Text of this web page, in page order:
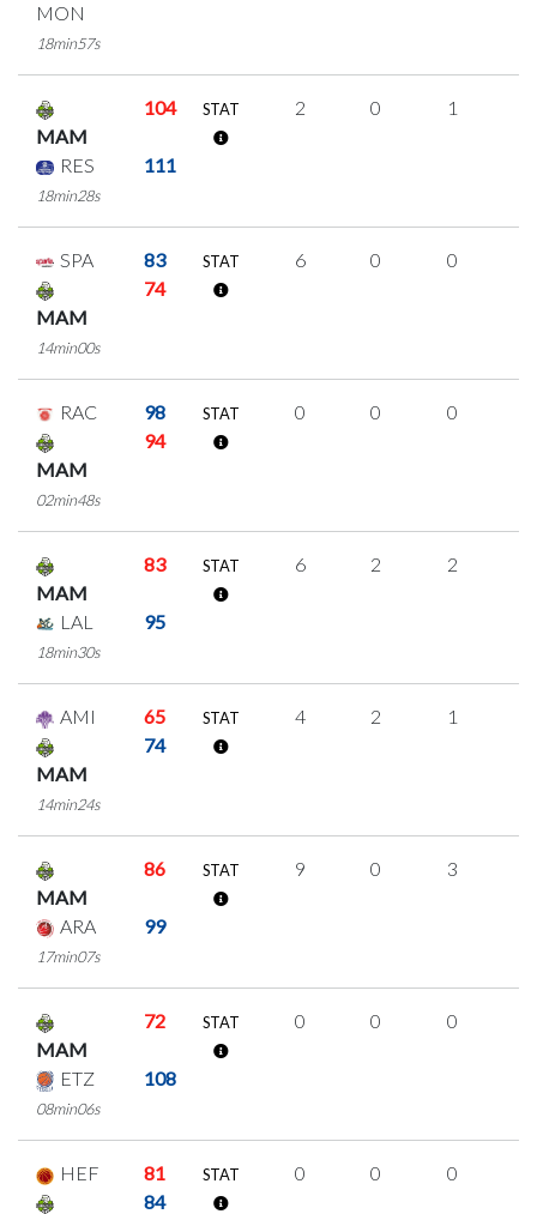
MON
18min57s
MAM
104
RES 111
18min28s
STAT 2 0 1
SPA 83
MAM
74
14min00s
STAT 6 0 0
RAC 98
MAM
94
02min48s
STAT 0 0 0
MAM
83
LAL 95
18min30s
STAT 6 2 2
AMI 65
MAM
74
14min24s
STAT 4 2 1
MAM
86
ARA 99
17min07s
STAT 9 0 3
MAM
72
ETZ 108
08min06s
STAT 0 0 0
HEF 81
84
STAT 0 0 0